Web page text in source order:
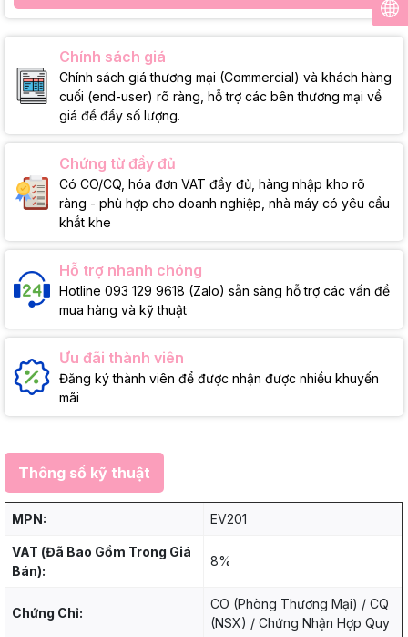
Chính sách giá
Chính sách giá thương mại (Commercial) và khách hàng
cuối (end-user) rõ ràng, hỗ trợ các bên thương mại về
giá để đẩy số lượng.
Chứng từ đầy đủ
Có CO/CQ, hóa đơn VAT đầy đủ, hàng nhập kho rõ
ràng - phù hợp cho doanh nghiệp, nhà máy có yêu cầu
khắt khe
Hỗ trợ nhanh chóng
Hotline 093 129 9618 (Zalo) sẵn sàng hỗ trợ các vấn đề
mua hàng và kỹ thuật
Ưu đãi thành viên
Đăng ký thành viên để được nhận được nhiều khuyến
mãi
Thông số kỹ thuật
MPN: EV201
VAT (Đã Bao Gồm Trong Giá
Bán):
8%
Chứng Chỉ:
CO (Phòng Thương Mại) / CQ
(NSX) / Chứng Nhận Hợp Quy